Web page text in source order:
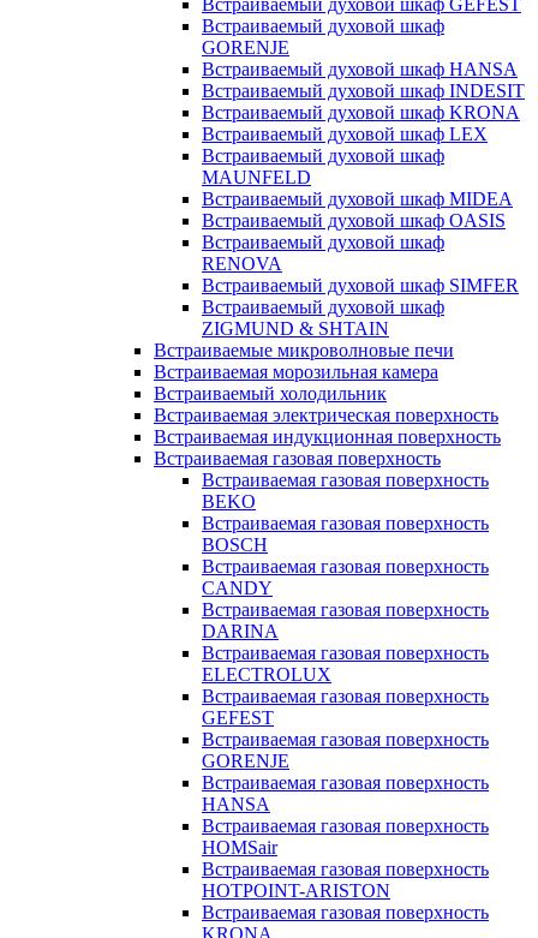
Встраиваемый духовой шкаф GEFEST
Встраиваемый духовой шкаф
GORENJE
Встраиваемый духовой шкаф HANSA
Встраиваемый духовой шкаф INDESIT
Встраиваемый духовой шкаф KRONA
Встраиваемый духовой шкаф LEX
Встраиваемый духовой шкаф
MAUNFELD
Встраиваемый духовой шкаф MIDEA
Встраиваемый духовой шкаф OASIS
Встраиваемый духовой шкаф
RENOVA
Встраиваемый духовой шкаф SIMFER
Встраиваемый духовой шкаф
ZIGMUND & SHTAIN
Встраиваемые микроволновые печи
Встраиваемая морозильная камера
Встраиваемый холодильник
Встраиваемая электрическая поверхность
Встраиваемая индукционная поверхность
Встраиваемая газовая поверхность
Встраиваемая газовая поверхность
BEKO
Встраиваемая газовая поверхность
BOSCH
Встраиваемая газовая поверхность
CANDY
Встраиваемая газовая поверхность
DARINA
Встраиваемая газовая поверхность
ELECTROLUX
Встраиваемая газовая поверхность
GEFEST
Встраиваемая газовая поверхность
GORENJE
Встраиваемая газовая поверхность
HANSA
Встраиваемая газовая поверхность
HOMSair
Встраиваемая газовая поверхность
HOTPOINT-ARISTON
Встраиваемая газовая поверхность
KRONA